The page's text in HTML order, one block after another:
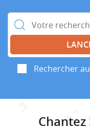
Rechercher :
Rechercher
Chantez